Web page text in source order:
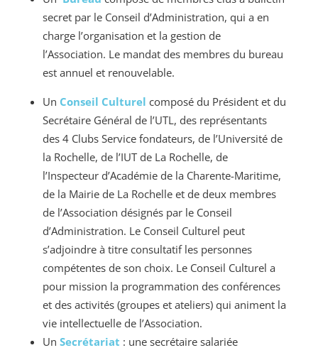
secret par le Conseil d’Administration, qui a en
charge l’organisation et la gestion de
l’Association. Le mandat des membres du bureau
est annuel et renouvelable.
Un Conseil Culturel composé du Président et du
Secrétaire Général de l’UTL, des représentants
des 4 Clubs Service fondateurs, de l’Université de
la Rochelle, de l’IUT de La Rochelle, de
l’Inspecteur d’Académie de la Charente-Maritime,
de la Mairie de La Rochelle et de deux membres
de l’Association désignés par le Conseil
d’Administration. Le Conseil Culturel peut
s’adjoindre à titre consultatif les personnes
compétentes de son choix. Le Conseil Culturel a
pour mission la programmation des conférences
et des activités (groupes et ateliers) qui animent la
vie intellectuelle de l’Association.
Un Secrétariat : une secrétaire salariée